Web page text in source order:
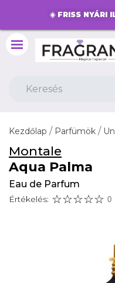
☀️ FRISS NYÁRI
Kezdőlap Parfümök
Montale
Aqua Palma
Eau de Parfum
Értékelés: 0